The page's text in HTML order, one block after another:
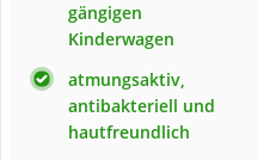
gängigen
Kinderwagen
atmungsaktiv,
antibakteriell und
hautfreundlich